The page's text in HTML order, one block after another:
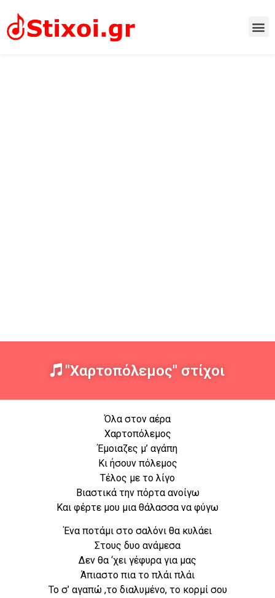
"Χαρτοπόλεμος" στίχοι
Όλα στον αέρα
Χαρτοπόλεμος
Έμοιαζες μ’ αγάπη
Κι ήσουν πόλεμος
Τέλος με το λίγο
Βιαστικά την πόρτα ανοίγω
Και φέρτε μου μια θάλασσα να φύγω
Ένα ποτάμι στο σαλόνι θα κυλάει
Στους δυο ανάμεσα
Δεν θα ‘χει γέφυρα για μας
Άπιαστο πια το πλάι πλάι
Το σ’ αγαπώ ,το διαλυμένο, το κορμί σου